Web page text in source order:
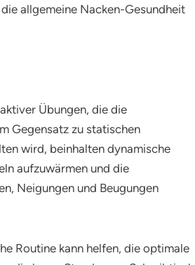
allgemeine Nacken-Gesundheit
Übungen, die die
Gegensatz zu statischen
wird, beinhalten dynamische
aufzuwärmen und die
Neigungen und Beugungen
Routine kann helfen, die optimale